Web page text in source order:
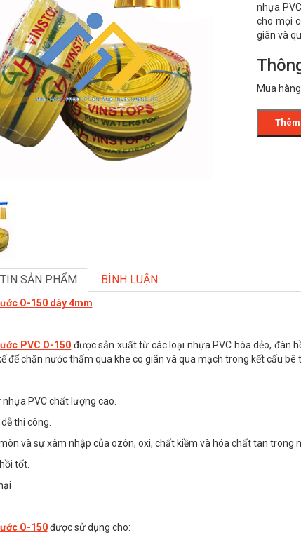
nhựa
cho mọi
giãn và
Mua
SẢN PHẨM BÌNH LUẬN
O-150 dày 4mm
PVC O-150 được sản xuất từ các loại nhựa PVC hóa dẻo, đàn
để chặn nước thấm qua khe co giãn và qua mạch trong kết cấu bê
PVC chất lượng cao.
thi công.
và sự xâm nhập của ozôn, oxi, chất kiềm và hóa chất tan trong
tốt.
O-150được sử dụng cho: